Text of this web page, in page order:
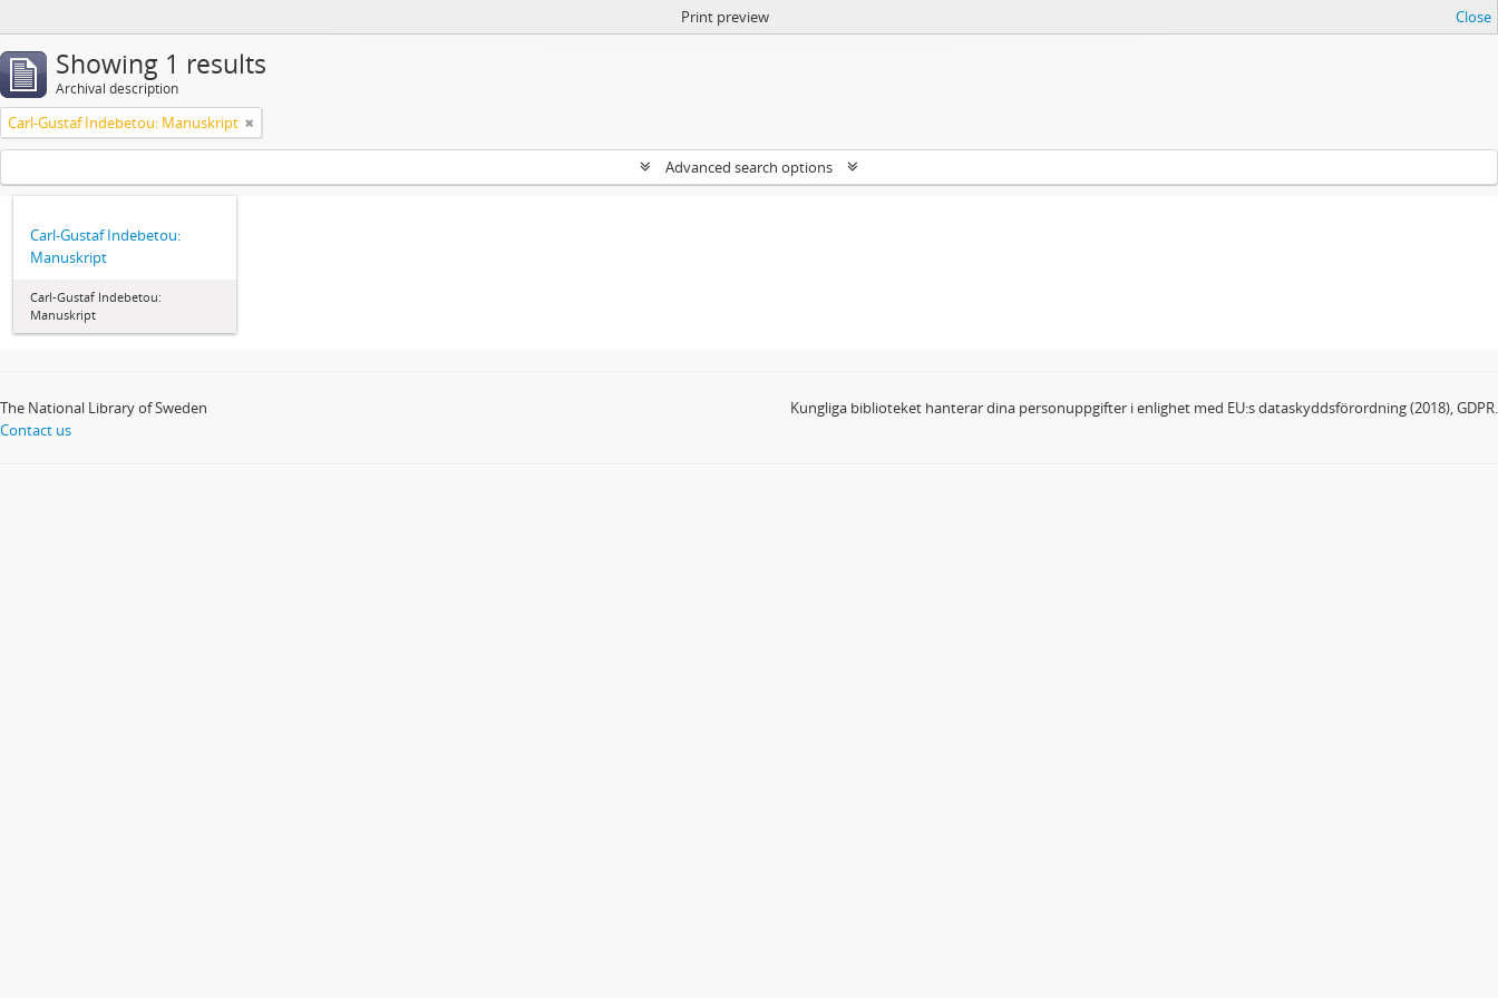
Print preview Close
Showing 1 results
Archival description
Carl-Gustaf Indebetou: Manuskript
Advanced search options
Carl-Gustaf Indebetou:
Manuskript
Carl-Gustaf Indebetou:
Manuskript
The National Library of Sweden
Contact us
Kungliga biblioteket hanterar dina personuppgifter i enlighet med EU:s dataskyddsförordning (2018), GDPR.